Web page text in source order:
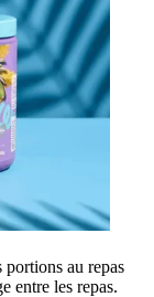
portions au repas
entre les repas.